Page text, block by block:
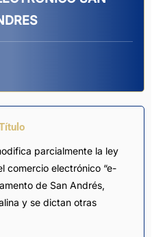
parcialmente la ley
comercio electrónico “e-
de San Andrés,
y se dictan otras